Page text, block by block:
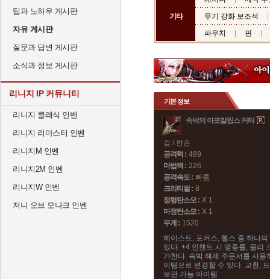
팁과 노하우 게시판
자유 게시판
질문과 답변 게시판
소식과 정보 게시판
리니지 IP 커뮤니티
리니지 클래식 인벤
리니지 리마스터 인벤
리니지M 인벤
리니지2M 인벤
리니지W 인벤
저니 오브 모나크 인벤
기타
무기 강화 보조석
파우치
핀
기본 정보
속박의 아포칼립스 커터
검 / 한손
공격력 : 489
마법력 : 226
공격속도 : 빠름
크리티컬 : 8
정령탄소모 : X 1
마정탄소모 : X 1
무게 : 1520
헤이스트, 포커스, 헬스 중 하나
있다. +4 인챈트 시 명중률, 물리
가한다. 속박 해제 주문서를 사용
이템으로 변경할 수 있다. 교환,
보관 가능 아이템